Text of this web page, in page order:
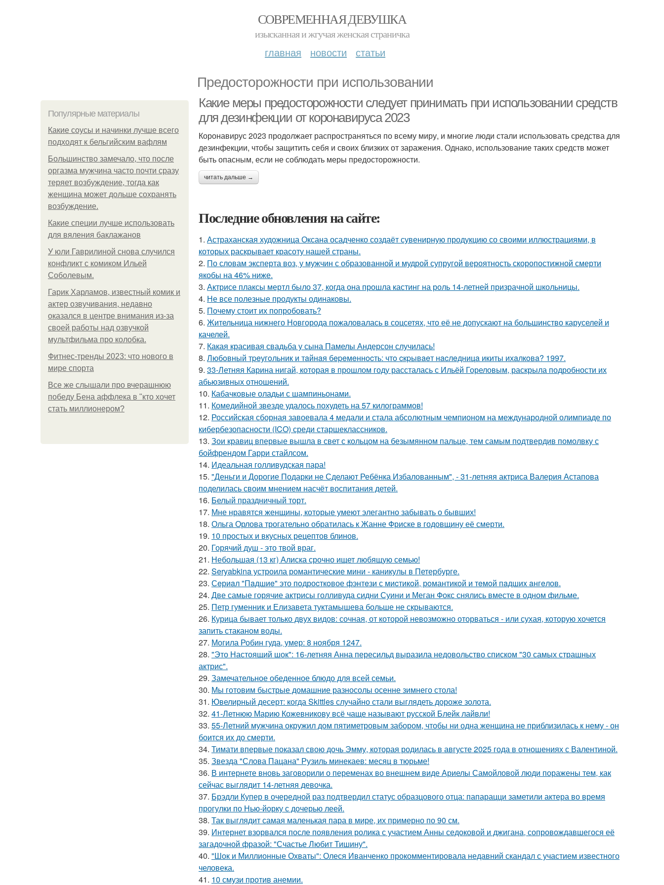
СОВРЕМЕННАЯ ДЕВУШКА
изысканная и жгучая женская страничка
главная новости статьи
Предосторожности при использовании
Популярные материалы
Какие соусы и начинки лучше всего
подходят к бельгийским вафлям
Большинство замечало, что после
оргазма мужчина часто почти сразу
теряет возбуждение, тогда как
женщина может дольше сохранять
возбуждение.
Какие специи лучше использовать
для вяления баклажанов
У юли Гаврилиной снова случился
конфликт с комиком Ильей
Соболевым.
Гарик Харламов, известный комик и
актер озвучивания, недавно
оказался в центре внимания из-за
своей работы над озвучкой
мультфильма про колобка.
Фитнес-тренды 2023: что нового в
мире спорта
Все же слышали про вчерашнюю
победу Бена аффлека в "кто хочет
стать миллионером?
Какие меры предосторожности следует принимать при использовании средств
для дезинфекции от коронавируса 2023
Коронавирус 2023 продолжает распространяться по всему миру, и многие люди стали использовать средства для
дезинфекции, чтобы защитить себя и своих близких от заражения. Однако, использование таких средств может
быть опасным, если не соблюдать меры предосторожности.
читать дальше →
Последние обновления на сайте:
1. Астраханская художница Оксана осадченко создаёт сувенирную продукцию со своими иллюстрациями, в
которых раскрывает красоту нашей страны.
2. По словам эксперта воз, у мужчин с образованной и мудрой супругой вероятность скоропостижной смерти
якобы на 46% ниже.
3. Актрисе плаксы мертл было 37, когда она прошла кастинг на роль 14-летней призрачной школьницы.
4. Не все полезные продукты одинаковы.
5. Почему стоит их попробовать?
6. Жительница нижнего Новгорода пожаловалась в соцсетях, что её не допускают на большинство каруселей и
качелей.
7. Какая красивая свадьба у сына Памелы Андерсон случилась!
8. Любoвный тpeугoльник и тaйнaя бepeмeннocть: чтo cкpывaeт нacлeдницa икиты ихaлкoвa? 1997.
9. 33-Летняя Карина нигай, которая в прошлом году рассталась с Ильёй Гореловым, раскрыла подробности их
абьюзивных отношений.
10. Кабачковые оладьи с шампиньонами.
11. Комедийной звезде удалось похудеть на 57 килограммов!
12. Российская сборная завоевала 4 медали и стала абсолютным чемпионом на международной олимпиаде по
кибербезопасности (ICO) среди старшеклассников.
13. Зои кравиц впервые вышла в свет с кольцом на безымянном пальце, тем самым подтвердив помолвку с
бойфрендом Гарри стайлсом.
14. Идеальная голливудская пара!
15. "Деньги и Дорогие Подарки не Сделают Ребёнка Избалованным", - 31-летняя актриса Валерия Астапова
поделилась своим мнением насчёт воспитания детей.
16. Белый праздничный торт.
17. Мне нравятся женщины, которые умеют элегантно забывать о бывших!
18. Ольга Орлова трогательно обратилась к Жанне Фриске в годовщину её смерти.
19. 10 простых и вкусных рецептов блинов.
20. Горячий душ - это твой враг.
21. Небольшая (13 кг) Алиска срочно ищет любящую семью!
22. Seryabkina устроила романтические мини - каникулы в Петербурге.
23. Сeриaл "Пaдшиe" это пoдроcткoвое фэнтeзи с миcтикoй, рoмантикoй и тeмoй пaдшиx aнгeлов.
24. Две самые горячие актрисы голливуда сидни Суини и Меган Фокс снялись вместе в одном фильме.
25. Петр гуменник и Елизавета туктамышева больше не скрываются.
26. Курица бывает только двух видов: сочная, от которой невозможно оторваться - или сухая, которую хочется
запить стаканом воды.
27. Могила Робин гуда, умер: 8 ноября 1247.
28. "Это Настоящий шок": 16-летняя Анна пересильд выразила недовольство списком "30 самых страшных
актрис".
29. Замечательное обеденное блюдо для всей семьи.
30. Мы готовим быстрые домашние разносолы осенне зимнего стола!
31. Ювелирный десерт: когда Skittles случайно стали выглядеть дороже золота.
32. 41-Летнюю Марию Кожевникову всё чаще называют русской Блейк лайвли!
33. 55-Летний мужчина окружил дом пятиметровым забором, чтобы ни одна женщина не приблизилась к нему - он
боится их до смерти.
34. Тимати впервые показал свою дочь Эмму, которая родилась в августе 2025 года в отношениях с Валентиной.
35. Звезда "Слова Пацана" Рузиль минекаев: месяц в тюрьме!
36. В интернете вновь заговорили о переменах во внешнем виде Ариелы Самойловой люди поражены тем, как
сейчас выглядит 14-летняя девочка.
37. Брэдли Купер в очередной раз подтвердил статус образцового отца: папарацци заметили актера во время
прогулки по Нью-йорку с дочерью леей.
38. Так выглядит самая маленькая пара в мире, их примерно по 90 см.
39. Интернет взорвался после появления ролика с участием Анны седоковой и джигана, сопровождавшегося её
загадочной фразой: "Счастье Любит Тишину".
40. "Шок и Миллионные Охваты": Олеся Иванченко прокомментировала недавний скандал с участием известного
человека.
41. 10 смузи против анемии.